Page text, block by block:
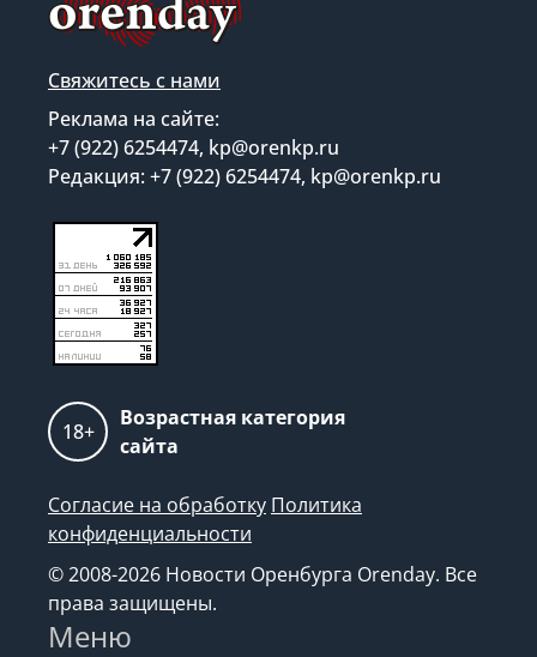
Свяжитесь с нами
Реклама на сайте:
+7 (922) 6254474, kp@orenkp.ru
Редакция: +7 (922) 6254474, kp@orenkp.ru
18+
Возрастная категория
сайта
Согласие на обработку Политика
конфиденциальности
© 2008-2026 Новости Оренбурга Orenday. Все
права защищены.
Меню